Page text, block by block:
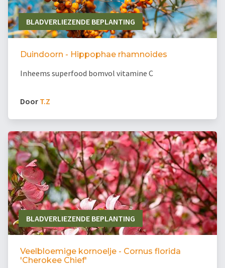
BLADVERLIEZENDE BEPLANTING
Duindoorn - Hippophae rhamnoides
Inheems superfood bomvol vitamine C
Door T.Z
BLADVERLIEZENDE BEPLANTING
Veelbloemige kornoelje - Cornus florida
'Cherokee Chief'